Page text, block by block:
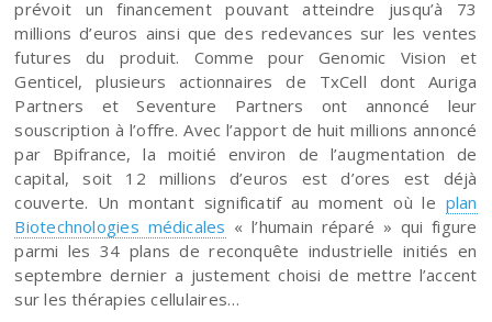
prévoit un financement pouvant atteindre jusqu’à 73
millions d’euros ainsi que des redevances sur les ventes
futures du produit. Comme pour Genomic Vision et
Genticel, plusieurs actionnaires de TxCell dont Auriga
Partners et Seventure Partners ont annoncé leur
souscription à l’offre. Avec l’apport de huit millions annoncé
par Bpifrance, la moitié environ de l’augmentation de
capital, soit 12 millions d’euros est d’ores est déjà
couverte. Un montant significatif au moment où le plan
Biotechnologies médicales « l’humain réparé » qui figure
parmi les 34 plans de reconquête industrielle initiés en
septembre dernier a justement choisi de mettre l’accent
sur les thérapies cellulaires…